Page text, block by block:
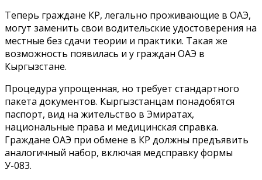
Теперь граждане КР, легально проживающие в ОАЭ,
могут заменить свои водительские удостоверения на
местные без сдачи теории и практики. Такая же
возможность появилась и у граждан ОАЭ в
Кыргызстане.
Процедура упрощенная, но требует стандартного
пакета документов. Кыргызстанцам понадобятся
паспорт, вид на жительство в Эмиратах,
национальные права и медицинская справка.
Граждане ОАЭ при обмене в КР должны предъявить
аналогичный набор, включая медсправку формы
У-083.